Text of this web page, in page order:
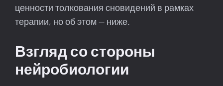
ценности толкования сновидений в рамках
терапии, но об этом — ниже.
Взгляд со стороны
нейробиологии